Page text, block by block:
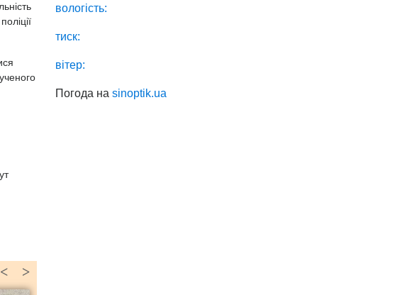
>
<
вологість:
тиск:
вітер:
Погода наsinoptik.ua